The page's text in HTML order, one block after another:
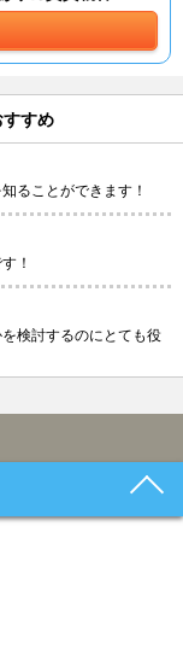
すめ
ることができます！
！
検討するのにとても役